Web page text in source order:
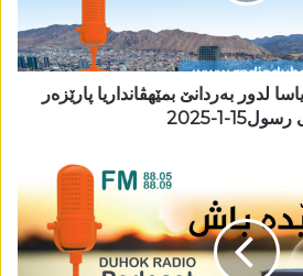
لدور بەردانێ بمێھڤانداریا پارێزەر
1-2025